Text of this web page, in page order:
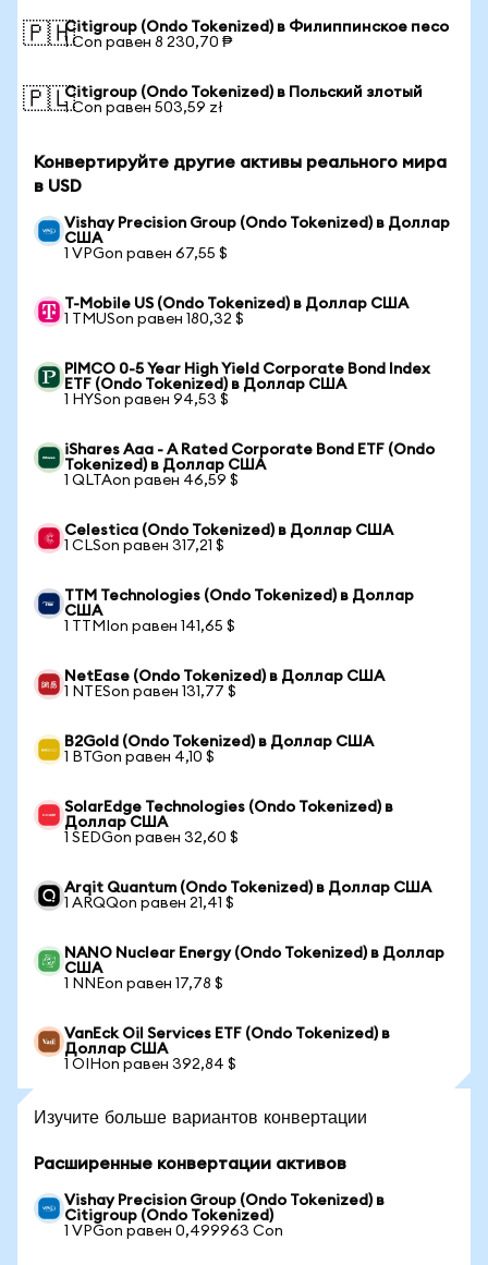
🇵🇭Citigroup (Ondo Tokenized) в Филиппинское песо
1 Con равен 8 230,70 ₱
🇵🇱Citigroup (Ondo Tokenized) в Польский злотый
1 Con равен 503,59 zł
Конвертируйте другие активы реального мира
в USD
Vishay Precision Group (Ondo Tokenized) в Доллар
США
1 VPGon равен 67,55 $
T-Mobile US (Ondo Tokenized) в Доллар США
1 TMUSon равен 180,32 $
PIMCO 0-5 Year High Yield Corporate Bond Index
ETF (Ondo Tokenized) в Доллар США
1 HYSon равен 94,53 $
iShares Aaa - A Rated Corporate Bond ETF (Ondo
Tokenized) в Доллар США
1 QLTAon равен 46,59 $
Celestica (Ondo Tokenized) в Доллар США
1 CLSon равен 317,21 $
TTM Technologies (Ondo Tokenized) в Доллар
США
1 TTMIon равен 141,65 $
NetEase (Ondo Tokenized) в Доллар США
1 NTESon равен 131,77 $
B2Gold (Ondo Tokenized) в Доллар США
1 BTGon равен 4,10 $
SolarEdge Technologies (Ondo Tokenized) в
Доллар США
1 SEDGon равен 32,60 $
Arqit Quantum (Ondo Tokenized) в Доллар США
1 ARQQon равен 21,41 $
NANO Nuclear Energy (Ondo Tokenized) в Доллар
США
1 NNEon равен 17,78 $
VanEck Oil Services ETF (Ondo Tokenized) в
Доллар США
1 OIHon равен 392,84 $
Изучите больше вариантов конвертации
Расширенные конвертации активов
Vishay Precision Group (Ondo Tokenized) в
Citigroup (Ondo Tokenized)
1 VPGon равен 0,499963 Con